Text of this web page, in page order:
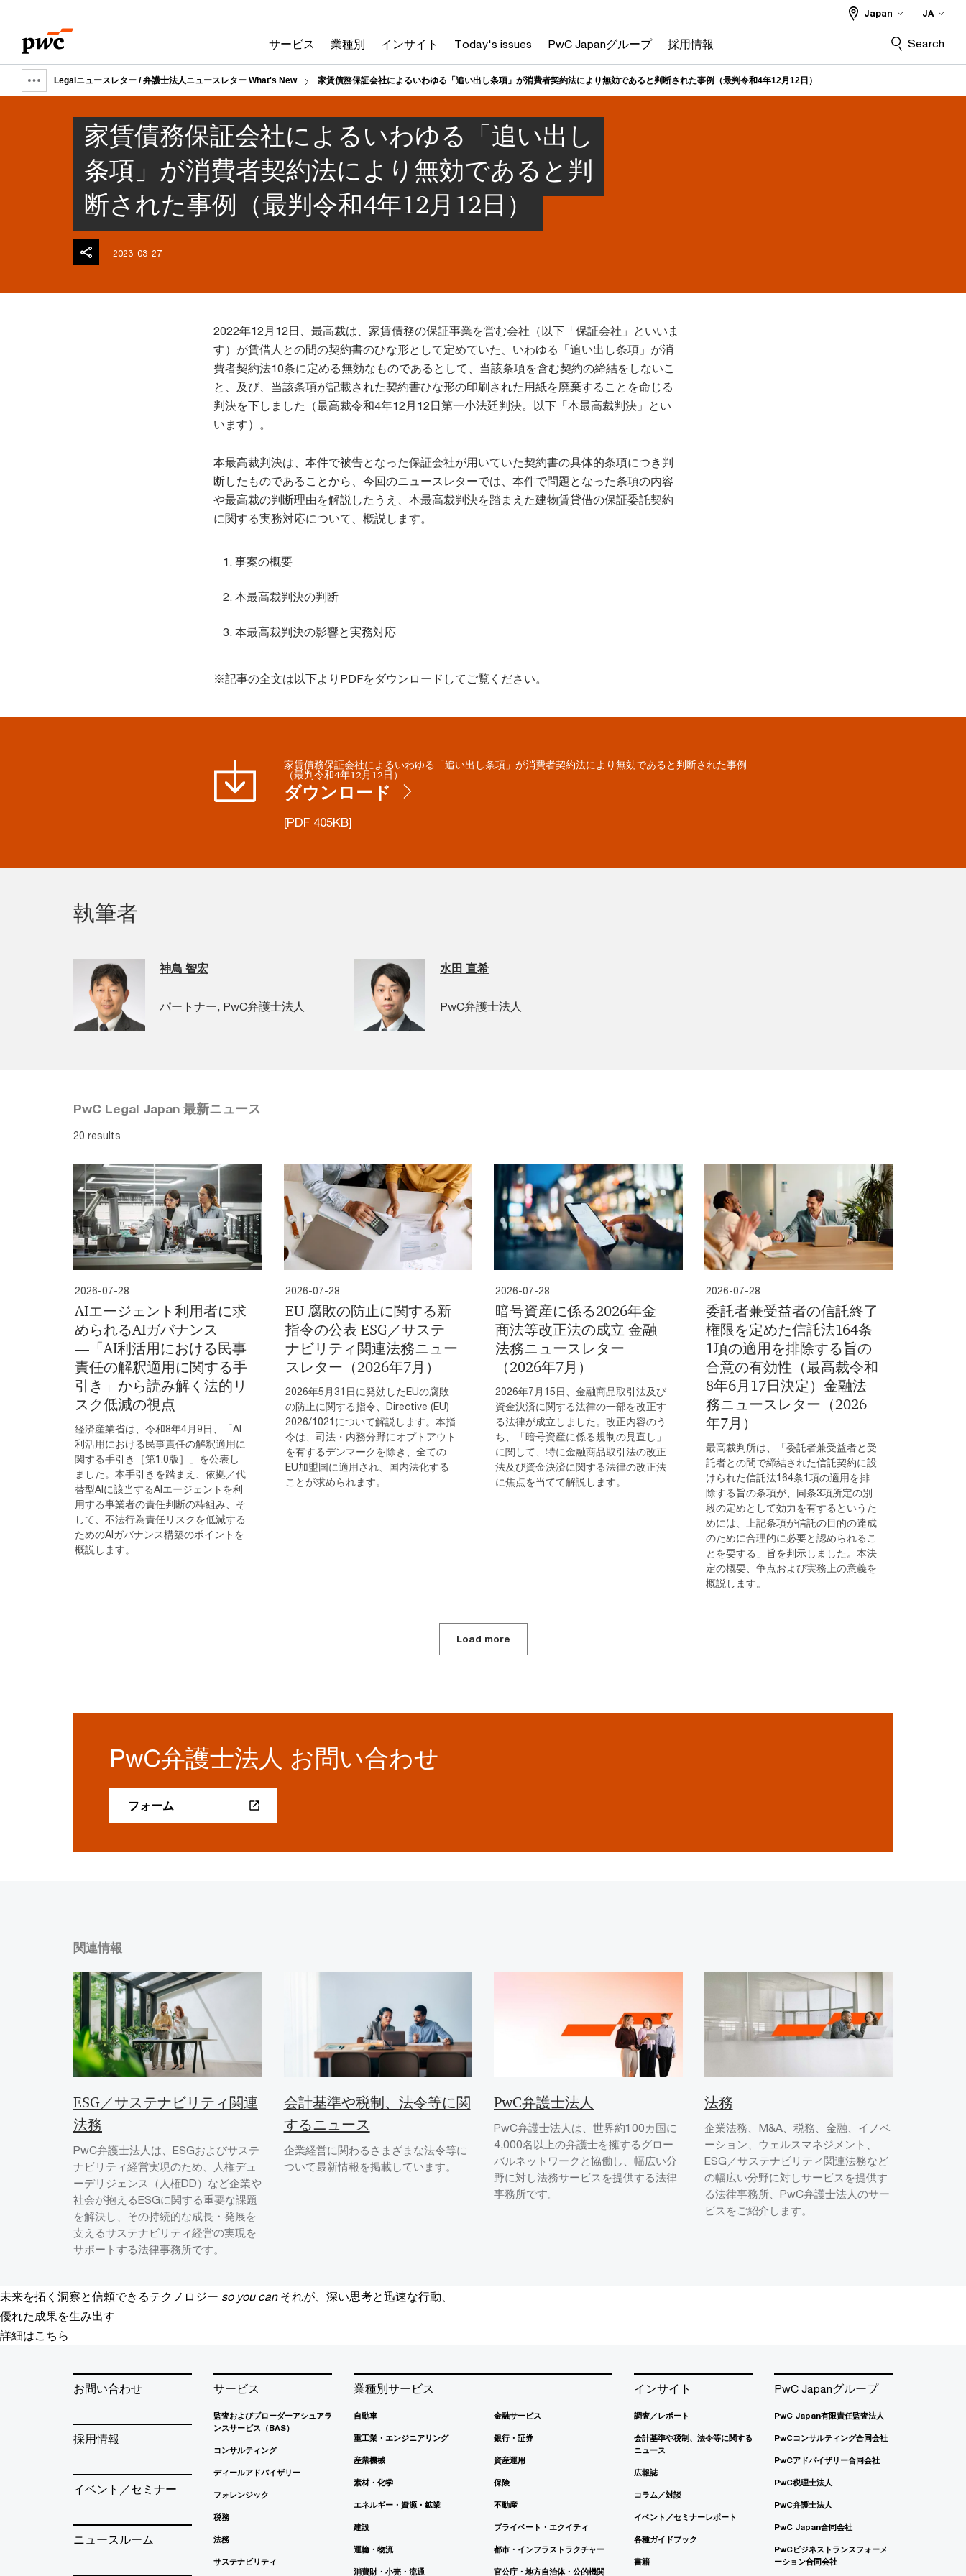
content
footer
サービス 業種別 インサイト Today's issues PwC Japanグループ 採用情報
Japan JA
Search
Show
breadcrumb
Legalニュースレター / 弁護士法人ニュースレター What's New 家賃債務保証会社によるいわゆる「追い出し条項」が消費者契約法により無効であると判断された事例（最判令和4年12月12日）
家賃債務保証会社によるいわゆる「追い出し
条項」が消費者契約法により無効であると判
断された事例（最判令和4年12月12日）
2023-03-27
2022年12月12日、最高裁は、家賃債務の保証事業を営む会社（以下「保証会社」といいま
す）が賃借人との間の契約書のひな形として定めていた、いわゆる「追い出し条項」が消
費者契約法10条に定める無効なものであるとして、当該条項を含む契約の締結をしないこ
と、及び、当該条項が記載された契約書ひな形の印刷された用紙を廃棄することを命じる
判決を下しました（最高裁令和4年12月12日第一小法廷判決。以下「本最高裁判決」とい
います）。
本最高裁判決は、本件で被告となった保証会社が用いていた契約書の具体的条項につき判
断したものであることから、今回のニュースレターでは、本件で問題となった条項の内容
や最高裁の判断理由を解説したうえ、本最高裁判決を踏まえた建物賃貸借の保証委託契約
に関する実務対応について、概説します。
事案の概要
本最高裁判決の判断
本最高裁判決の影響と実務対応
※記事の全文は以下よりPDFをダウンロードしてご覧ください。
家賃債務保証会社によるいわゆる「追い出し条項」が消費者契約法により無効であると判断された事例
（最判令和4年12月12日）
ダウンロード
[PDF 405KB]
執筆者
神鳥 智宏
パートナー, PwC弁護士法人
水田 直希
PwC弁護士法人
PwC Legal Japan 最新ニュース
20 results
2026-07-28
AIエージェント利用者に求
められるAIガバナンス
―「AI利活用における民事
責任の解釈適用に関する手
引き」から読み解く法的リ
スク低減の視点
経済産業省は、令和8年4月9日、「AI
利活用における民事責任の解釈適用に
関する手引き［第1.0版］」を公表し
ました。本手引きを踏まえ、依拠／代
替型AIに該当するAIエージェントを利
用する事業者の責任判断の枠組み、そ
して、不法行為責任リスクを低減する
ためのAIガバナンス構築のポイントを
概説します。
2026-07-28
EU 腐敗の防止に関する新
指令の公表 ESG／サステ
ナビリティ関連法務ニュー
スレター（2026年7月）
2026年5月31日に発効したEUの腐敗
の防止に関する指令、Directive (EU)
2026/1021について解説します。本指
令は、司法・内務分野にオプトアウト
を有するデンマークを除き、全ての
EU加盟国に適用され、国内法化する
ことが求められます。
2026-07-28
暗号資産に係る2026年金
商法等改正法の成立 金融
法務ニュースレター
（2026年7月）
2026年7月15日、金融商品取引法及び
資金決済に関する法律の一部を改正す
る法律が成立しました。改正内容のう
ち、「暗号資産に係る規制の見直し」
に関して、特に金融商品取引法の改正
法及び資金決済に関する法律の改正法
に焦点を当てて解説します。
2026-07-28
委託者兼受益者の信託終了
権限を定めた信託法164条
1項の適用を排除する旨の
合意の有効性（最高裁令和
8年6月17日決定）金融法
務ニュースレター（2026
年7月）
最高裁判所は、「委託者兼受益者と受
託者との間で締結された信託契約に設
けられた信託法164条1項の適用を排
除する旨の条項が、同条3項所定の別
段の定めとして効力を有するというた
めには、上記条項が信託の目的の達成
のために合理的に必要と認められるこ
とを要する」旨を判示しました。本決
定の概要、争点および実務上の意義を
概説します。
Load more
PwC弁護士法人 お問い合わせ
フォーム
関連情報
ESG／サステナビリティ関連
法務
PwC弁護士法人は、ESGおよびサステ
ナビリティ経営実現のため、人権デュ
ーデリジェンス（人権DD）など企業や
社会が抱えるESGに関する重要な課題
を解決し、その持続的な成長・発展を
支えるサステナビリティ経営の実現を
サポートする法律事務所です。
会計基準や税制、法令等に関
するニュース
企業経営に関わるさまざまな法令等に
ついて最新情報を掲載しています。
PwC弁護士法人
PwC弁護士法人は、世界約100カ国に
4,000名以上の弁護士を擁するグロー
バルネットワークと協働し、幅広い分
野に対し法務サービスを提供する法律
事務所です。
法務
企業法務、M&A、税務、金融、イノベ
ーション、ウェルスマネジメント、
ESG／サステナビリティ関連法務など
の幅広い分野に対しサービスを提供す
る法律事務所、PwC弁護士法人のサー
ビスをご紹介します。
未来を拓く洞察と信頼できるテクノロジー so you can それが、深い思考と迅速な行動、
優れた成果を生み出す
詳細はこちら
お問い合わせ
採用情報
イベント／セミナー
ニュースルーム
サービス
監査およびブローダーアシュアラ
ンスサービス（BAS）
コンサルティング
ディールアドバイザリー
フォレンジック
税務
法務
サステナビリティ
業種別サービス
自動車
重工業・エンジニアリング
産業機械
素材・化学
エネルギー・資源・鉱業
建設
運輸・物流
消費財・小売・流通
金融サービス
銀行・証券
資産運用
保険
不動産
プライベート・エクイティ
都市・インフラストラクチャー
官公庁・地方自治体・公的機関
インサイト
調査／レポート
会計基準や税制、法令等に関する
ニュース
広報誌
コラム／対談
イベント／セミナーレポート
各種ガイドブック
書籍
PwC Japanグループ
PwC Japan有限責任監査法人
PwCコンサルティング合同会社
PwCアドバイザリー合同会社
PwC税理士法人
PwC弁護士法人
PwC Japan合同会社
PwCビジネストランスフォーメ
ーション合同会社